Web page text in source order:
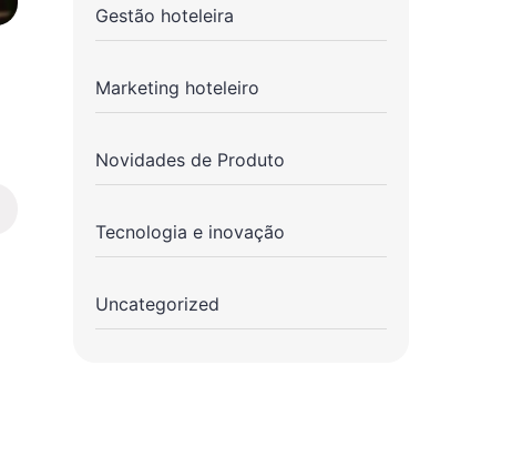
Gestão hoteleira
Marketing hoteleiro
Novidades de Produto
Tecnologia e inovação
Uncategorized